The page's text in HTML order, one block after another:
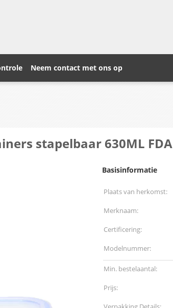
Neem contact met ons op
stapelbaar 630ML FDA
Basisinformatie
Plaats van herkomst:
Merknaam:
Certificering:
Modelnummer:
Min. bestelaantal:
Prijs: